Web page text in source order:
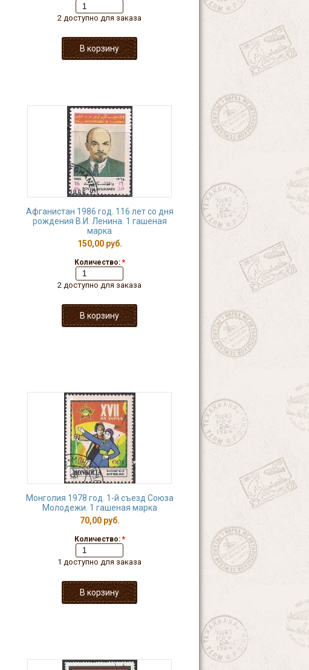
2 доступно для заказа
Афганистан 1986 год. 116 лет со дня
рождения В.И. Ленина. 1 гашеная
марка
150,00 руб.
Количество: *
2 доступно для заказа
Монголия 1978 год. 1-й съезд Союза
Молодежи. 1 гашеная марка
70,00 руб.
Количество: *
1 доступно для заказа